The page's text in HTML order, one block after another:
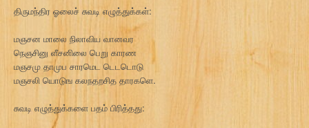
திருமந்திர ஓலைச் சுவடி எழுத்துக்கள்:
மஞசன மாலை நிலாவிய வானவர
நெஞசினு ளீசனிலை பெறு காரண
மஞசமு தாமுப சாரமெட டெடடொடு
மஞசலி யொடுங கலநதறசித தாரகளெ.
சுவடி எழுத்துக்களை பதம் பிரித்தது: